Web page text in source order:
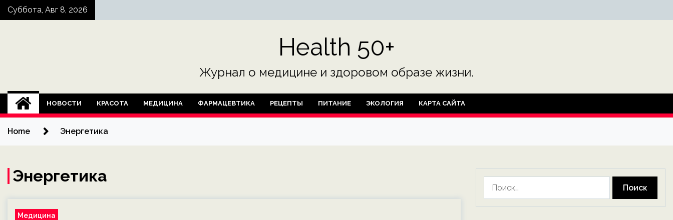
SkipСуббота, Авг 8, 2026
Health 50+
Журнал о медицине и здоровом образе жизни.
НОВОСТИ КРАСОТА МЕДИЦИНА ФАРМАЦЕВТИКА РЕЦЕПТЫ ПИТАНИЕ ЭКОЛОГИЯ КАРТА САЙТА
Home Энергетика
Энергетика
Медицина